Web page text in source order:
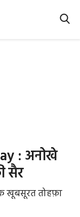
: अनोखे
सैर
खूबसूरत तोहफ़ा